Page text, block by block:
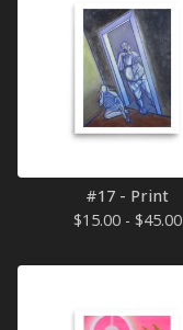
#17 - Print
$15.00 - $45.00